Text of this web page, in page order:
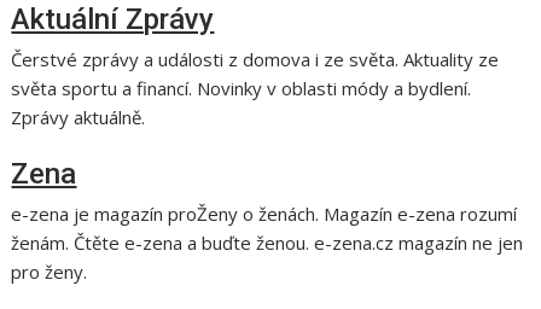
Aktuální Zprávy
Čerstvé zprávy a události z domova i ze světa. Aktuality ze
světa sportu a financí. Novinky v oblasti módy a bydlení.
Zprávy aktuálně.
Zena
e-zena je magazín proŽeny o ženách. Magazín e-zena rozumí
ženám. Čtěte e-zena a buďte ženou. e-zena.cz magazín ne jen
pro ženy.